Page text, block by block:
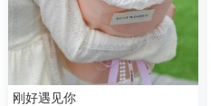
刚好遇见你